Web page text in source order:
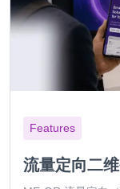
Features
流量定向二